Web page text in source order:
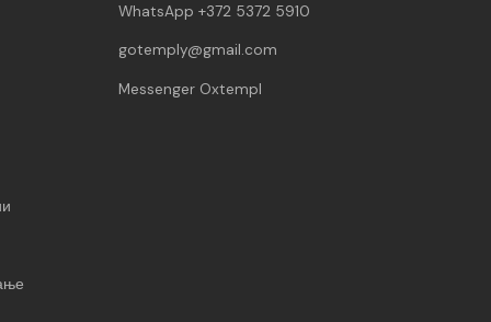
WhatsApp +372 5372 5910
gotemply@gmail.com
Messenger Oxtempl